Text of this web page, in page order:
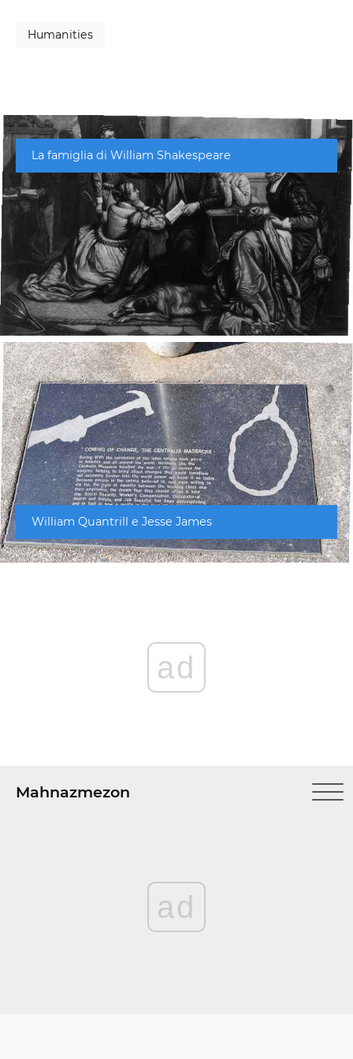
Humanities
La famiglia di William Shakespeare
William Quantrill e Jesse James
ad
Mahnazmezon
ad